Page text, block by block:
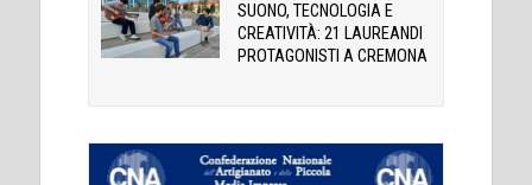
SUONO, TECNOLOGIA E
CREATIVITÀ: 21 LAUREANDI
PROTAGONISTI A CREMONA